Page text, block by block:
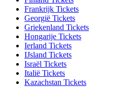
Frankrijk Tickets
Georgië Tickets
Griekenland Tickets
Hongarije Tickets
Ierland Tickets
IJsland Tickets
Israël Tickets
Italië Tickets
Kazachstan Tickets